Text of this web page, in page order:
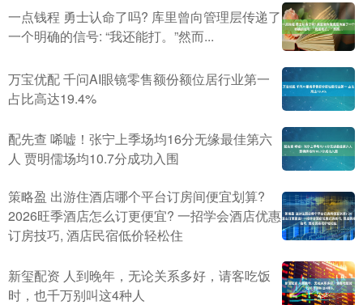
一点钱程 勇士认命了吗? 库里曾向管理层传递了
一个明确的信号: “我还能打。”然而...
万宝优配 千问AI眼镜零售额份额位居行业第一
占比高达19.4%
配先查 唏嘘！张宁上季场均16分无缘最佳第六
人 贾明儒场均10.7分成功入围
策略盈 出游住酒店哪个平台订房间便宜划算?
2026旺季酒店怎么订更便宜? 一招学会酒店优惠
订房技巧, 酒店民宿低价轻松住
新玺配资 人到晚年，无论关系多好，请客吃饭
时，也千万别叫这4种人